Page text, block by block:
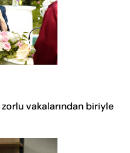
zorlu vakalarından biriyle